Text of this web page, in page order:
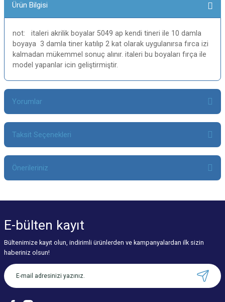
Ürün Bilgisi
not: italeri akrilik boyalar 5049 ap kendi tineri ile 10 damla
boyaya 3 damla tiner katılıp 2 kat olarak uygulanırsa fırca izi
kalmadan mükemmel sonuç alınır. italeri bu boyaları fırça ile
model yapanlar icin geliştirmiştir.
Yorumlar
Bu ürüne ilk yorumu siz yapın!
Taksit Seçenekleri
Önerileriniz
Görüş ve önerileriniz için teşekkür ederiz.
Ürün resmi kalitesiz, bozuk veya görüntülenemiyor.
Ürün açıklamasında eksik bilgiler bulunuyor.
Ürün bilgilerinde hatalar bulunuyor.
E-bülten kayıt
Bültenimize kayıt olun, indirimli ürünlerden ve kampanyalardan ilk sizin
haberiniz olsun!